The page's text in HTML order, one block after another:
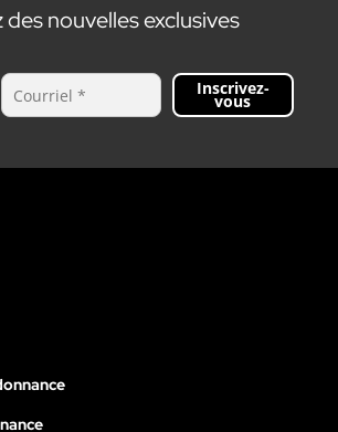
des nouvelles exclusives
Inscrivez-
vous